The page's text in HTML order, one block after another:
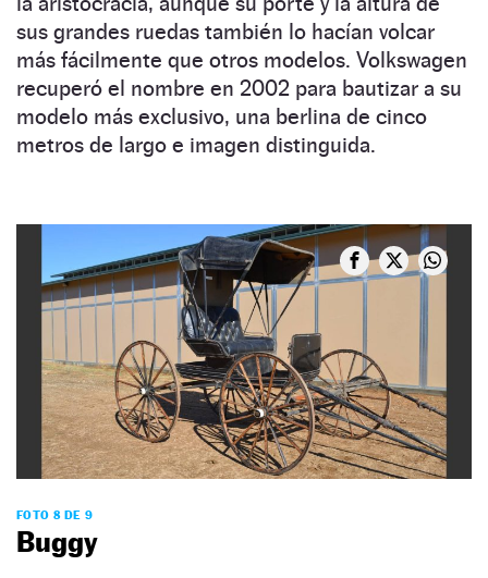
sus grandes ruedas también lo hacían volcar
más fácilmente que otros modelos. Volkswagen
recuperó el nombre en 2002 para bautizar a su
modelo más exclusivo, una berlina de cinco
metros de largo e imagen distinguida.
FOTO 8 DE 9
Buggy